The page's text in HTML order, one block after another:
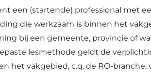
een (startende) professional met
die werkzaam is binnen het
bij een gemeente, provincie of
lesmethode geldt de
het vakgebied, c.q. de RO-